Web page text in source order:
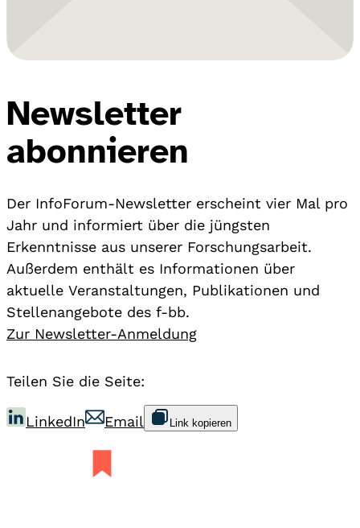
Newsletter
abonnieren
Der InfoForum-Newsletter erscheint vier Mal pro
Jahr und informiert über die jüngsten
Erkenntnisse aus unserer Forschungsarbeit.
Außerdem enthält es Informationen über
aktuelle Veranstaltungen, Publikationen und
Stellenangebote des f-bb.
Zur Newsletter-Anmeldung
Teilen Sie die Seite:
LinkedIn Email Link kopieren